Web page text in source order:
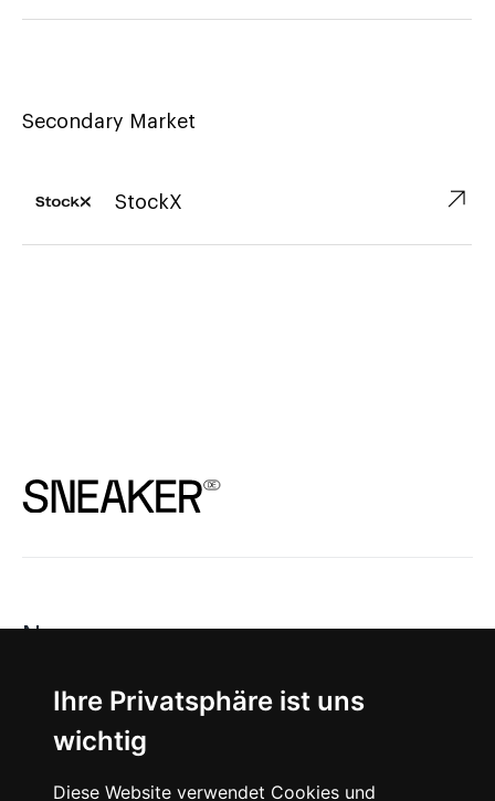
Ihre Privatsphäre ist uns
wichtig
Diese Website verwendet Cookies und
Secondary Market
StockX ↗︎
News
About
Instagram